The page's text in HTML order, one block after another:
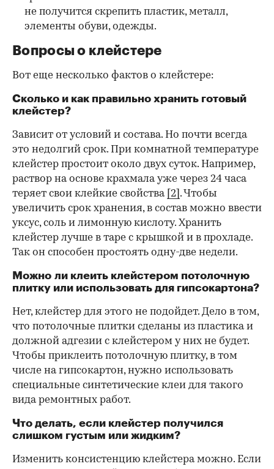
не получится скрепить пластик, металл,
элементы обуви, одежды.
Вопросы о клейстере
Вот еще несколько фактов о клейстере:
Сколько и как правильно хранить готовый
клейстер?
Зависит от условий и состава. Но почти всегда
это недолгий срок. При комнатной температуре
клейстер простоит около двух суток. Например,
раствор на основе крахмала уже через 24 часа
теряет свои клейкие свойства [2] . Чтобы
увеличить срок хранения, в состав можно ввести
уксус, соль и лимонную кислоту. Хранить
клейстер лучше в таре с крышкой и в прохладе.
Так он способен простоять одну-две недели.
Можно ли клеить клейстером потолочную
плитку или использовать для гипсокартона?
Нет, клейстер для этого не подойдет. Дело в том,
что потолочные плитки сделаны из пластика и
должной адгезии с клейстером у них не будет.
Чтобы приклеить потолочную плитку, в том
числе на гипсокартон, нужно использовать
специальные синтетические клеи для такого
вида ремонтных работ.
Что делать, если клейстер получился
слишком густым или жидким?
Изменить консистенцию клейстера можно. Если